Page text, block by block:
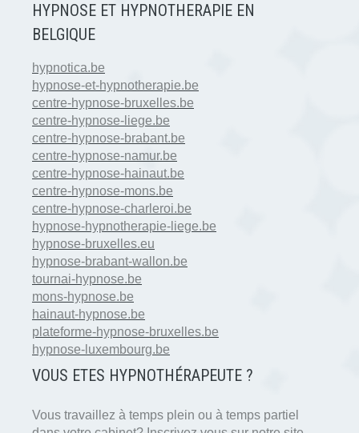
HYPNOSE ET HYPNOTHERAPIE EN
BELGIQUE
hypnotica.be
hypnose-et-hypnotherapie.be
centre-hypnose-bruxelles.be
centre-hypnose-liege.be
centre-hypnose-brabant.be
centre-hypnose-namur.be
centre-hypnose-hainaut.be
centre-hypnose-mons.be
centre-hypnose-charleroi.be
hypnose-hypnotherapie-liege.be
hypnose-bruxelles.eu
hypnose-brabant-wallon.be
tournai-hypnose.be
mons-hypnose.be
hainaut-hypnose.be
plateforme-hypnose-bruxelles.be
hypnose-luxembourg.be
VOUS ETES HYPNOTHÉRAPEUTE ?
Vous travaillez à temps plein ou à temps partiel